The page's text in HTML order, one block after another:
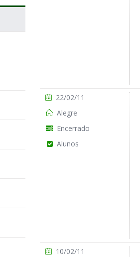
22/02/11
Alegre
Encerrado
Alunos
10/02/11